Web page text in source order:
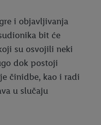
i objavljivanja
bit će
su osvojili neki
dok postoji
činidbe, kao i radi
u slučaju